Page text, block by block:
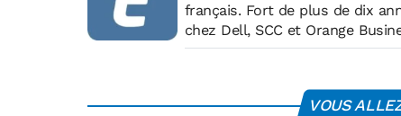
français. Fort de plus de dix
chez Dell, SCC et Orange
VOUS